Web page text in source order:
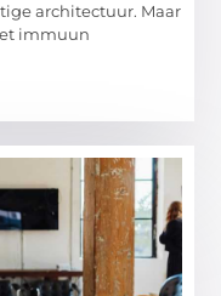
architectuur. Maar
immuun